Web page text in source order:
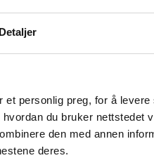
Detaljer
personlig preg, for å
du bruker nettstedet
den med annen
deres.